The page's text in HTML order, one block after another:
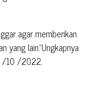
agar memberikan
yang lain.”Ungkapnya
/10 /2022.